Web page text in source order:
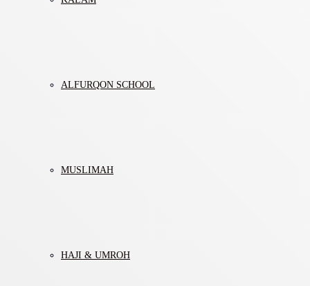
ALFURQON SCHOOL
MUSLIMAH
HAJI & UMROH